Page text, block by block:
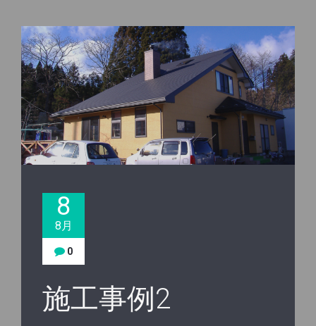
8
8月
0
施工事例2